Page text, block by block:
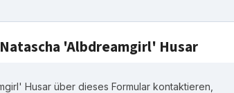
'Albdreamgirl' Husar
Husar über dieses Formular kontaktieren,